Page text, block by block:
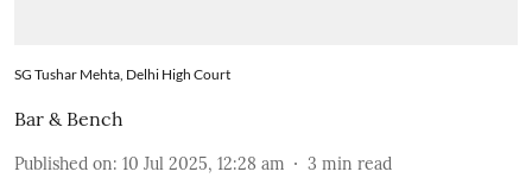
SG Tushar Mehta, Delhi High Court
Bar & Bench
Published on: 10 Jul 2025, 12:28 am 3 min read